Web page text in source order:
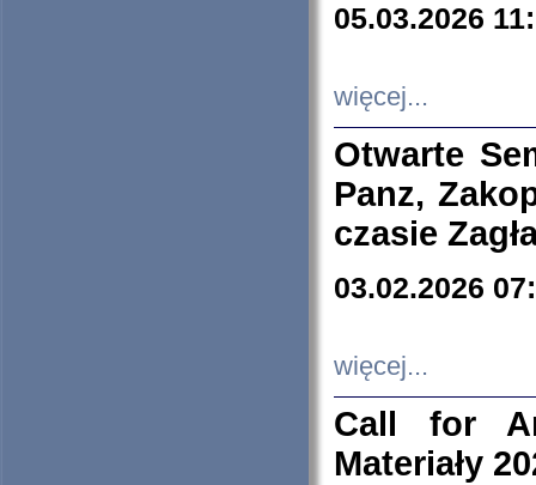
05.03.2026
więcej...
Otwarte
Panz,
czasie
03.02.2026
więcej...
Call for
Materiały